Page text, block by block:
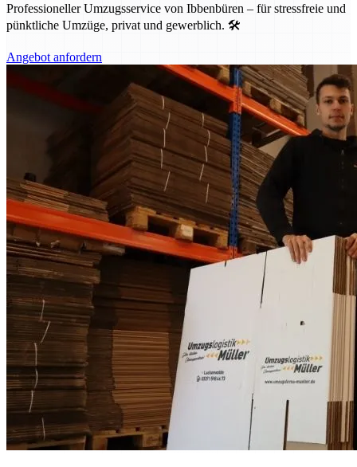
Professioneller Umzugsservice von Ibbenbüren – für stressfreie und
pünktliche Umzüge, privat und gewerblich. 🛠️
Angebot anfordern